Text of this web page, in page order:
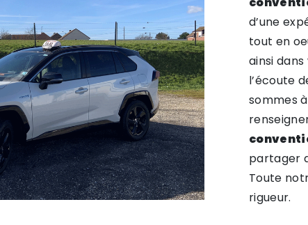
d’une
tout en
ainsi
l’écoute
sommes
partager
Toute
rigueur.